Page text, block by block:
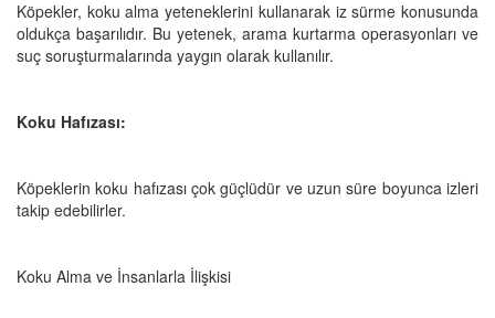
Köpekler, koku alma yeteneklerini kullanarak iz sürme konusunda
oldukça başarılıdır. Bu yetenek, arama kurtarma operasyonları ve
suç soruşturmalarında yaygın olarak kullanılır.
Koku Hafızası:
Köpeklerin koku hafızası çok güçlüdür ve uzun süre boyunca izleri
takip edebilirler.
Koku Alma ve İnsanlarla İlişkisi